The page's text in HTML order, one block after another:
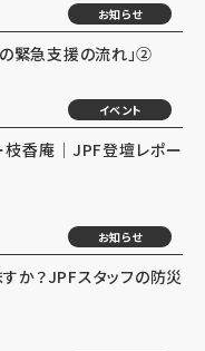
お知らせ
の緊急支援の流れ」②
イベント
枝香庵｜JPF登壇レポー
お知らせ
すか？JPFスタッフの防災